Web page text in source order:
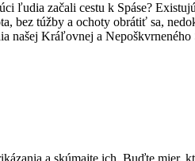
ľudia začali cestu k Spáse?
túžby a ochoty obrátiť sa,
Kráľovnej a Nepoškvrneného